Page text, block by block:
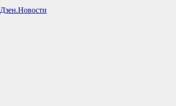
Дзен.Новости